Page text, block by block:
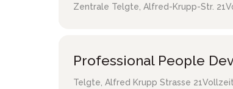
Zentrale Telgte Alfred-Krupp-Str. 21
Professional People
Telgte Alfred Krupp Strasse 21